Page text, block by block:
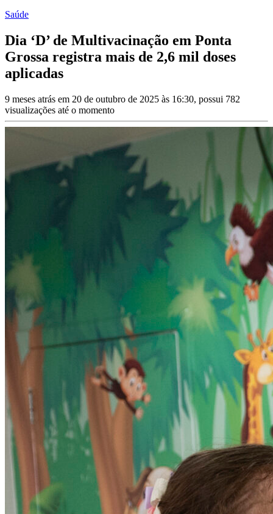
Saúde
Dia ‘D’ de Multivacinação em Ponta
Grossa registra mais de 2,6 mil doses
aplicadas
9 meses atrás em 20 de outubro de 2025 às 16:30, possui 782
visualizações até o momento